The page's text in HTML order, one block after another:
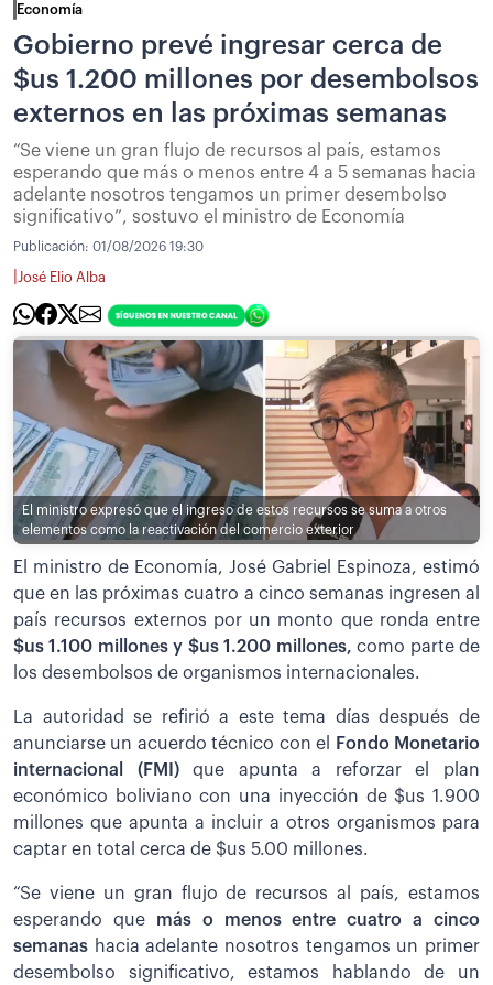
Economía
Gobierno prevé ingresar cerca de
$us 1.200 millones por desembolsos
externos en las próximas semanas
“Se viene un gran flujo de recursos al país, estamos
esperando que más o menos entre 4 a 5 semanas hacia
adelante nosotros tengamos un primer desembolso
significativo”, sostuvo el ministro de Economía
Publicación: 01/08/2026 19:30
José Elio Alba
El ministro expresó que el ingreso de estos recursos se suma a otros
elementos como la reactivación del comercio exterior
El ministro de Economía, José Gabriel Espinoza, estimó
que en las próximas cuatro a cinco semanas ingresen al
país recursos externos por un monto que ronda entre
$us 1.100 millones y $us 1.200 millones, como parte de
los desembolsos de organismos internacionales.
La autoridad se refirió a este tema días después de
anunciarse un acuerdo técnico con el
Fondo Monetario
internacional (FMI)que apunta a reforzar el plan
económico boliviano con una inyección de $us 1.900
millones que apunta a incluir a otros organismos para
captar en total cerca de $us 5.00 millones.
“Se viene un gran flujo de recursos al país, estamos
esperando que más o menos entre cuatro a cinco
semanas hacia adelante nosotros tengamos un primer
desembolso significativo, estamos hablando de un